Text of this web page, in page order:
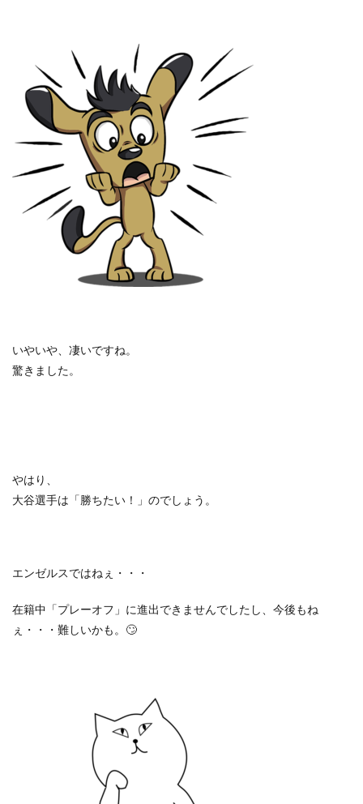
いやいや、凄いですね。
驚きました。
やはり、
大谷選手は「勝ちたい！」のでしょう。
エンゼルスではねぇ・・・
在籍中「プレーオフ」に進出できませんでしたし、今後もね
ぇ・・・難しいかも。🙄